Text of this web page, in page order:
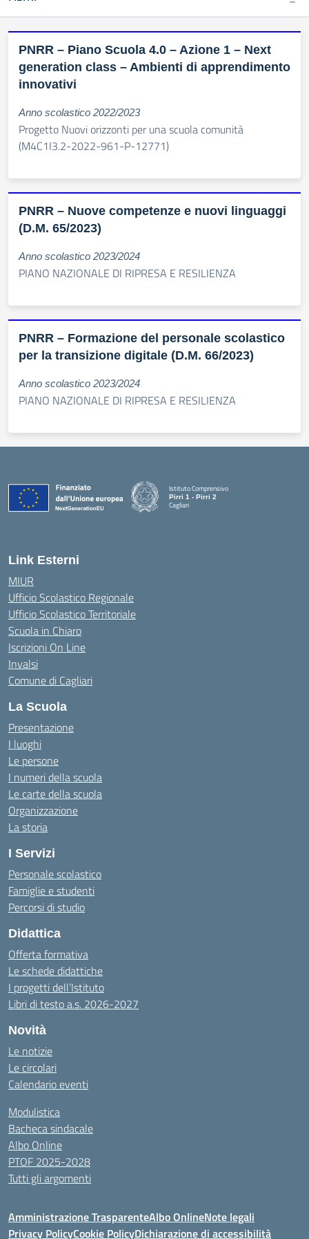
PNRR – Piano Scuola 4.0 – Azione 1 – Next
generation class – Ambienti di apprendimento
innovativi
Anno scolastico 2022/2023
Progetto Nuovi orizzonti per una scuola comunità
(M4C1I3.2-2022-961-P-12771)
PNRR – Nuove competenze e nuovi linguaggi
(D.M. 65/2023)
Anno scolastico 2023/2024
PIANO NAZIONALE DI RIPRESA E RESILIENZA
PNRR – Formazione del personale scolastico
per la transizione digitale (D.M. 66/2023)
Anno scolastico 2023/2024
PIANO NAZIONALE DI RIPRESA E RESILIENZA
Istituto Comprensivo
Pirri 1 - Pirri 2
Cagliari
— Visita la pagina iniziale della scuola
Link Esterni
MIUR
Ufficio Scolastico Regionale
Ufficio Scolastico Territoriale
Scuola in Chiaro
Iscrizioni On Line
Invalsi
Comune di Cagliari
La Scuola
Presentazione
I luoghi
Le persone
I numeri della scuola
Le carte della scuola
Organizzazione
La storia
I Servizi
Personale scolastico
Famiglie e studenti
Percorsi di studio
Didattica
Offerta formativa
Le schede didattiche
I progetti dell’Istituto
Libri di testo a.s. 2026-2027
Novità
Le notizie
Le circolari
Calendario eventi
Modulistica
Bacheca sindacale
Albo Online
PTOF 2025-2028
Tutti gli argomenti
Amministrazione TrasparenteAlbo OnlineNote legali
Privacy PolicyCookie PolicyDichiarazione di accessibilità